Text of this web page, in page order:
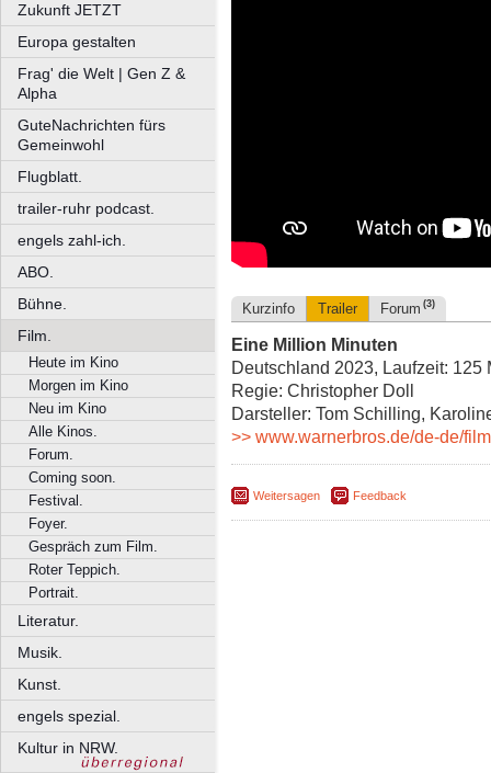
Zukunft JETZT
Europa gestalten
Frag' die Welt | Gen Z &
Alpha
GuteNachrichten fürs
Gemeinwohl
Flugblatt.
trailer-ruhr podcast.
engels zahl-ich.
ABO.
Bühne.
Film.
Heute im Kino
Morgen im Kino
Neu im Kino
Alle Kinos.
Forum.
Coming soon.
Festival.
Foyer.
Gespräch zum Film.
Roter Teppich.
Portrait.
Literatur.
Musik.
Kunst.
engels spezial.
Kultur in NRW.
Kurzinfo Trailer Forum (3)
Eine Million Minuten
Deutschland 2023, Laufzeit: 125
Regie: Christopher Doll
Darsteller: Tom Schilling,
>> www.warnerbros.de/de-de/
Weitersagen Feedback